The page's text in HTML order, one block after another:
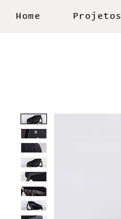
Home Projetos